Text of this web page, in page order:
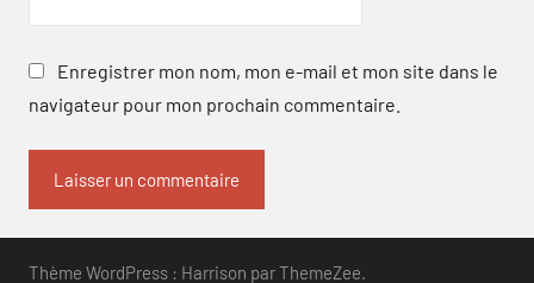
Enregistrer mon nom, mon e-mail et mon site dans le
navigateur pour mon prochain commentaire.
Thème WordPress : Harrison par ThemeZee.